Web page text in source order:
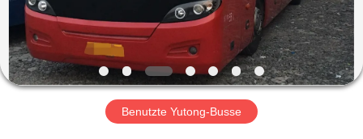
ÜBER
UNS
FABRIK-
AUSFLUG
Benutzte Yutong-Busse